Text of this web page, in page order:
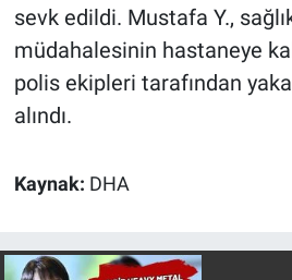
sevk edildi. Mustafa Y.,
müdahalesinin hastaneye
polis ekipleri tarafından
alındı.
Kaynak: DHA
Popüler
Programlar
Spor
Teknoloji